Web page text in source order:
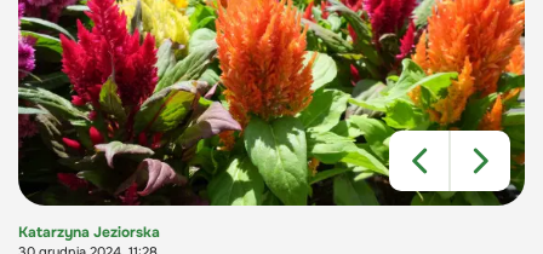
Katarzyna Jeziorska